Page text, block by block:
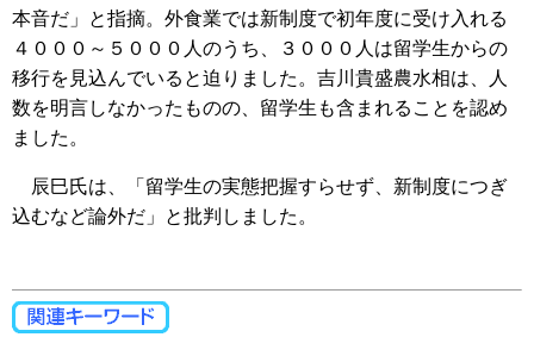
本音だ」と指摘。外食業では新制度で初年度に受け入れる
４０００～５０００人のうち、３０００人は留学生からの
移行を見込んでいると迫りました。吉川貴盛農水相は、人
数を明言しなかったものの、留学生も含まれることを認め
ました。
辰巳氏は、「留学生の実態把握すらせず、新制度につぎ
込むなど論外だ」と批判しました。